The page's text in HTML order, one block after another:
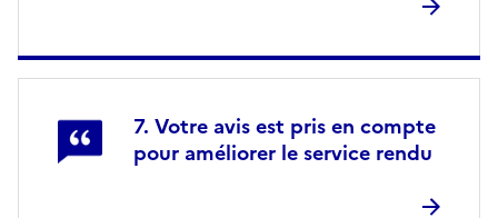
Votre avis est pris en compte
pour améliorer le service rendu